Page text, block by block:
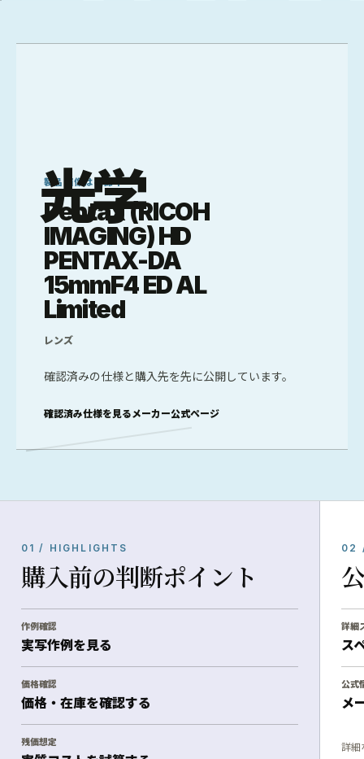
光学
製品画像は確認中
Pentax (RICOH
IMAGING) HD
PENTAX-DA
15mmF4 ED AL
Limited
レンズ
確認済みの仕様と購入先を先に公開しています。
確認済み仕様を見る メーカー公式ページ
01 / HIGHLIGHTS
購入前の判断ポイント
作例確認
実写作例を見る
価格確認
価格・在庫を確認する
残価想定
02
詳細
ス
公式
メ
詳細